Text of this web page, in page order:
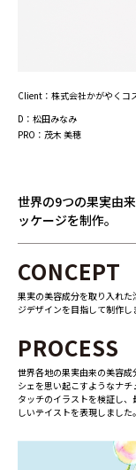
Client：株式会社かがやくコ
D：松田みなみ
PRO：茂木 美穂
世界の9つの果実由
ッケージを制作。
CONCEPT
果実の美容成分を取り入れ
ジデザインを目指して制作し
PROCESS
世界各地の果実由来の美容
シェを思い起こすようなナ
タッチのイラストを検証し
しいテイストを表現しました。